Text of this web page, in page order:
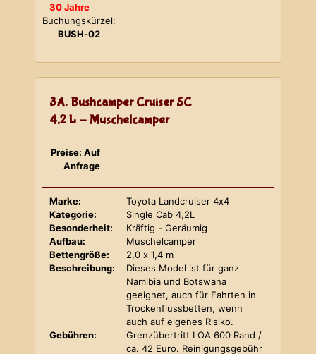
30 Jahre
Buchungskürzel:
BUSH-02
3A. Bushcamper Cruiser SC
4,2 L - Muschelcamper
Preise: Auf
Anfrage
Marke:
Toyota Landcruiser 4x4
Kategorie:
Single Cab 4,2L
Besonderheit:
Kräftig - Geräumig
Aufbau:
Muschelcamper
Bettengröße:
2,0 x 1,4 m
Beschreibung:
Dieses Model ist für ganz
Namibia und Botswana
geeignet, auch für Fahrten in
Trockenflussbetten, wenn
auch auf eigenes Risiko.
Gebühren:
Grenzübertritt LOA 600 Rand /
ca. 42 Euro. Reinigungsgebühr